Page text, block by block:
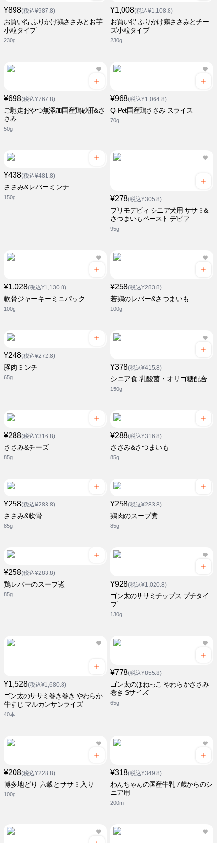
¥898(税込¥987.8)
お買い得 ふりかけ鶏ささみとお芋
小粒タイプ
230g
¥1,008(税込¥1,108.8)
お買い得 ふりかけ鶏ささみとチー
ズ小粒タイプ
230g
¥698(税込¥767.8)
ご馳走おやつ無添加国産鶏砂肝&さ
さみ
50g
¥968(税込¥1,064.8)
Q-Pet国産鶏ささみ スライス
70g
¥438(税込¥481.8)
ささみ&レバーミンチ
150g ¥278(税込¥305.8)
プリモデビィ シニア犬用 ササミ&
さつまいもペースト デビフ
95g
¥1,028(税込¥1,130.8)
軟骨ジャーキーミニパック
100g
¥258(税込¥283.8)
若鶏のレバー&さつまいも
100g
¥248(税込¥272.8)
豚肉ミンチ
65g
¥378(税込¥415.8)
シニア食 乳酸菌・オリゴ糖配合
150g
¥288(税込¥316.8)
ささみ&チーズ
85g
¥288(税込¥316.8)
ささみ&さつまいも
85g
¥258(税込¥283.8)
ささみ&軟骨
85g
¥258(税込¥283.8)
鶏肉のスープ煮
85g
¥258(税込¥283.8)
鶏レバーのスープ煮
85g
¥928(税込¥1,020.8)
ゴン太のササミチップス プチタイ
プ
130g
¥1,528(税込¥1,680.8)
ゴン太のササミ巻き巻き やわらか
牛すじ マルカンサンライズ
40本
¥778(税込¥855.8)
ゴン太のほねっこ やわらかささみ
巻き Sサイズ
65g
¥208(税込¥228.8)
博多地どり 六穀とササミ入り
100g
¥318(税込¥349.8)
わんちゃんの国産牛乳 7歳からのシ
ニア用
200ml